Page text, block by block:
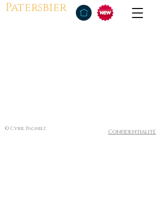
Patersbier
© Cyril Pagniez Confidentialité